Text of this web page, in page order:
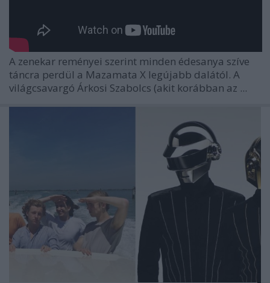
A zenekar reményei szerint minden édesanya szíve
táncra perdül a Mazamata X legújabb dalától. A
világcsavargó Árkosi Szabolcs (akit korábban az ...